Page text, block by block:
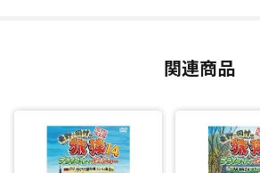
関連商品